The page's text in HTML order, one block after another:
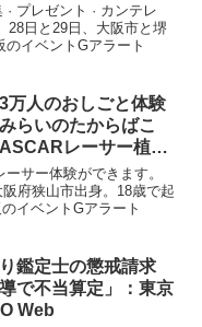
· プレゼント · カンテレ
28日と29日、大阪市と堺
イベントGアラート
万人のおしごと体験
みらいのたからばこ
レーサー植野
サー体験ができます。
府狭山市出身。18歳で起
イベントGアラート
鑑定士の懲戒請求
で不当算定」：東京
Web